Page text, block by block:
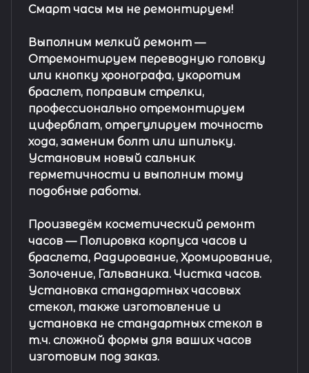
Смарт часы мы не ремонтируем!
Выполним мелкий ремонт —
Отремонтируем переводную головку
или кнопку хронографа, укоротим
браслет, поправим стрелки,
профессионально отремонтируем
циферблат, отрегулируем точность
хода, заменим болт или шпильку.
Установим новый сальник
герметичности и выполним тому
подобные работы.
Произведём косметический ремонт
часов — Полировка корпуса часов и
браслета, Радирование, Хромирование,
Золочение, Гальваника. Чистка часов.
Установка стандартных часовых
стекол, также изготовление и
установка не стандартных стекол в
т.ч. сложной формы для ваших часов
изготовим под заказ.